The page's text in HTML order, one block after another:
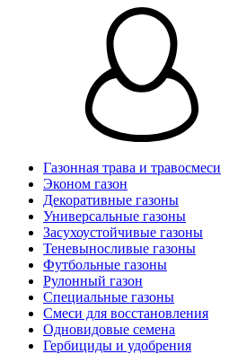
Газонная трава и травосмеси
Эконом газон
Декоративные газоны
Универсальные газоны
Засухоустойчивые газоны
Теневыносливые газоны
Футбольные газоны
Рулонный газон
Специальные газоны
Смеси для восстановления
Одновидовые семена
Гербициды и удобрения